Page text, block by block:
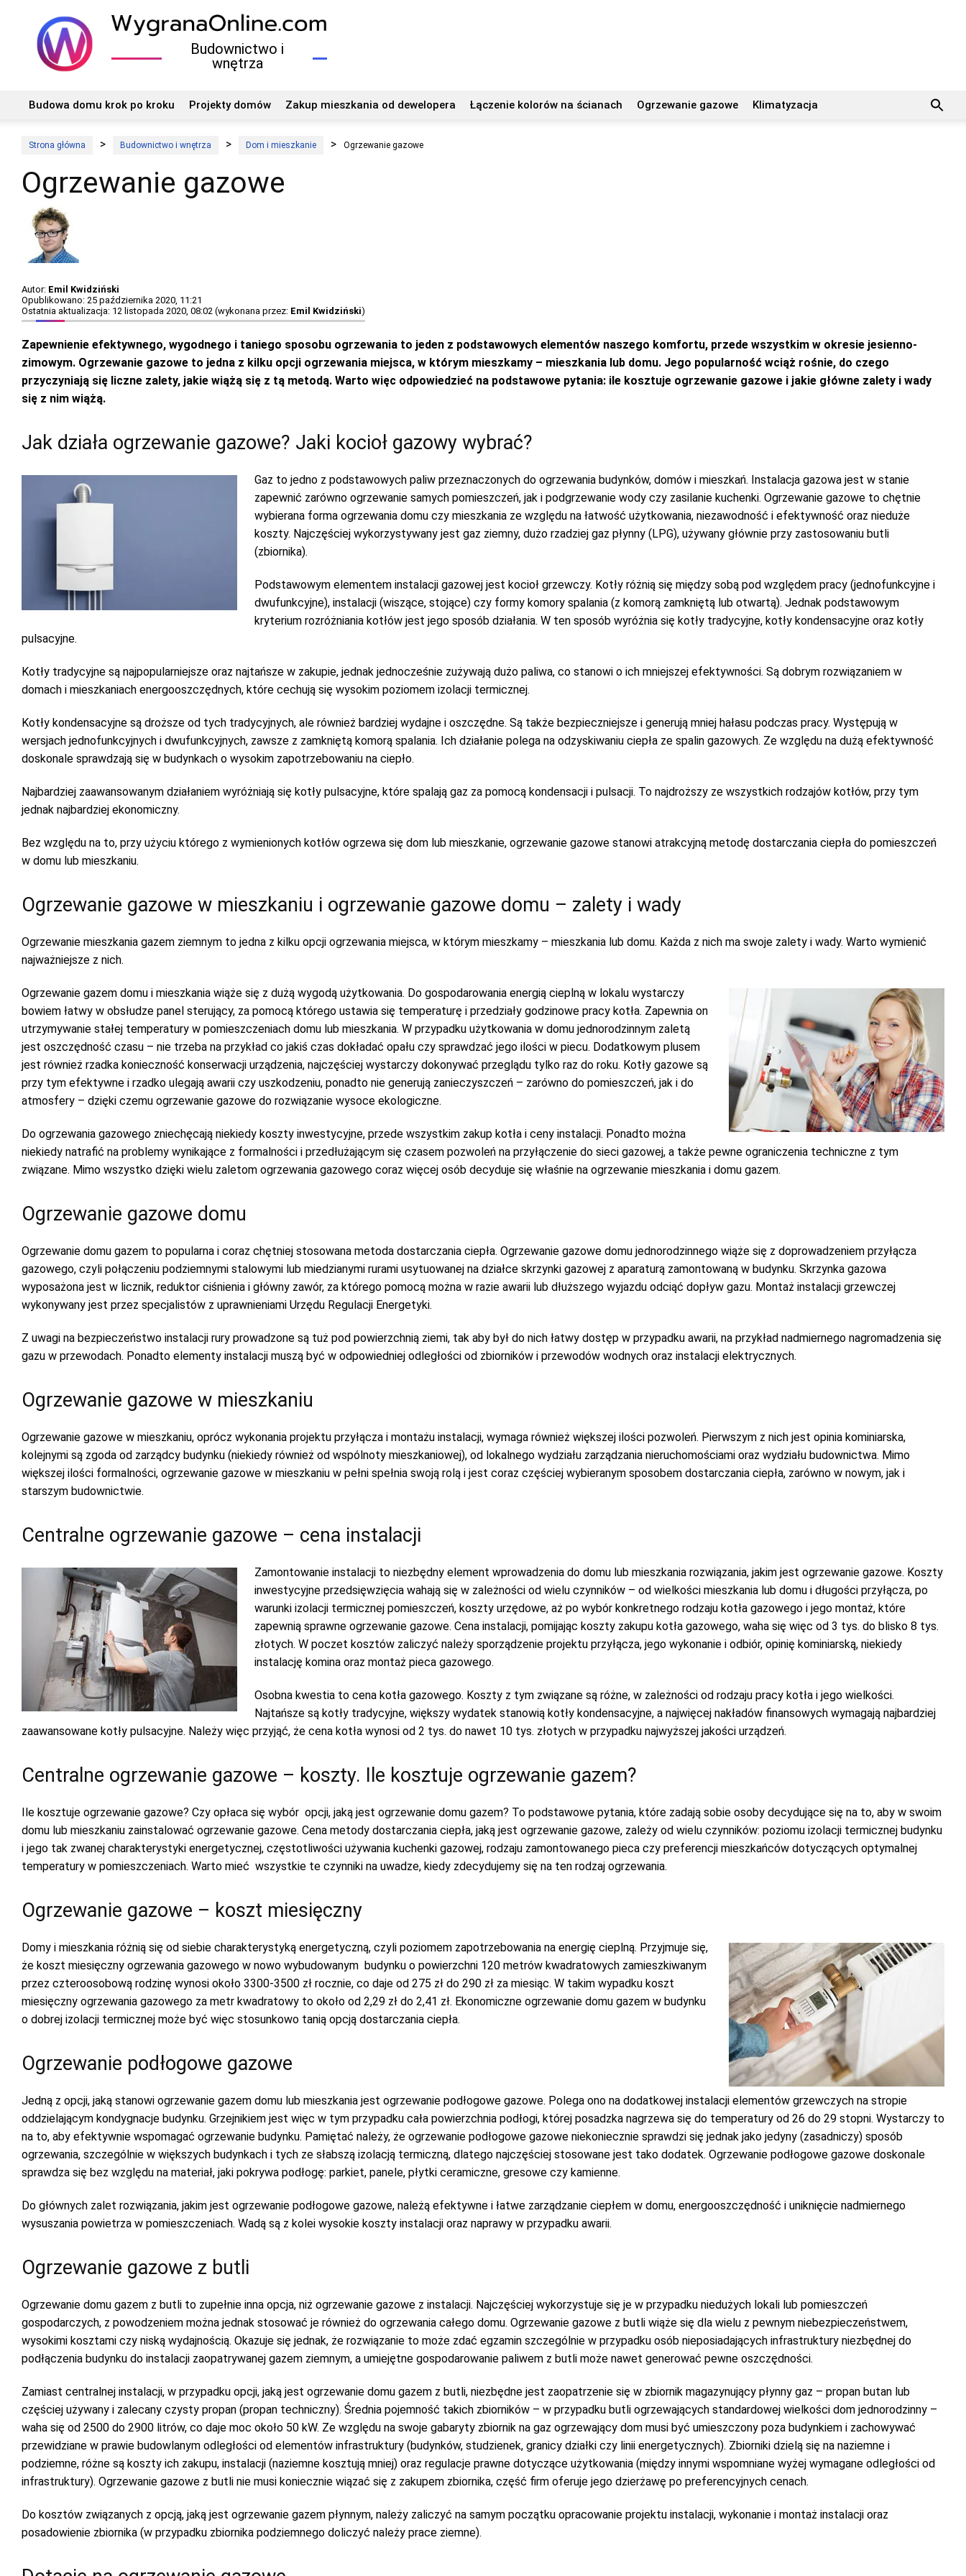
Budownictwo i
wnętrza
Budowa domu krok po kroku Projekty domów Zakup mieszkania od dewelopera Łączenie kolorów na ścianach Ogrzewanie gazowe Klimatyzacja
Strona główna Budownictwo i wnętrza Dom i mieszkanie Ogrzewanie gazowe
Ogrzewanie gazowe
Autor: Emil Kwidziński
Opublikowano: 25 października 2020, 11:21
Ostatnia aktualizacja: 12 listopada 2020, 08:02 (wykonana przez: Emil Kwidziński)
Zapewnienie efektywnego, wygodnego i taniego sposobu ogrzewania to jeden z podstawowych elementów naszego komfortu, przede wszystkim w okresie jesienno-
zimowym. Ogrzewanie gazowe to jedna z kilku opcji ogrzewania miejsca, w którym mieszkamy – mieszkania lub domu. Jego popularność wciąż rośnie, do czego
przyczyniają się liczne zalety, jakie wiążą się z tą metodą. Warto więc odpowiedzieć na podstawowe pytania: ile kosztuje ogrzewanie gazowe i jakie główne zalety i wady
się z nim wiążą.
Jak działa ogrzewanie gazowe? Jaki kocioł gazowy wybrać?
Gaz to jedno z podstawowych paliw przeznaczonych do ogrzewania budynków, domów i mieszkań. Instalacja gazowa jest w stanie
zapewnić zarówno ogrzewanie samych pomieszczeń, jak i podgrzewanie wody czy zasilanie kuchenki. Ogrzewanie gazowe to chętnie
wybierana forma ogrzewania domu czy mieszkania ze względu na łatwość użytkowania, niezawodność i efektywność oraz nieduże
koszty. Najczęściej wykorzystywany jest gaz ziemny, dużo rzadziej gaz płynny (LPG), używany głównie przy zastosowaniu butli
(zbiornika).
Podstawowym elementem instalacji gazowej jest kocioł grzewczy. Kotły różnią się między sobą pod względem pracy (jednofunkcyjne i
dwufunkcyjne), instalacji (wiszące, stojące) czy formy komory spalania (z komorą zamkniętą lub otwartą). Jednak podstawowym
kryterium rozróżniania kotłów jest jego sposób działania. W ten sposób wyróżnia się kotły tradycyjne, kotły kondensacyjne oraz kotły
pulsacyjne.
Kotły tradycyjne są najpopularniejsze oraz najtańsze w zakupie, jednak jednocześnie zużywają dużo paliwa, co stanowi o ich mniejszej efektywności. Są dobrym rozwiązaniem w
domach i mieszkaniach energooszczędnych, które cechują się wysokim poziomem izolacji termicznej.
Kotły kondensacyjne są droższe od tych tradycyjnych, ale również bardziej wydajne i oszczędne. Są także bezpieczniejsze i generują mniej hałasu podczas pracy. Występują w
wersjach jednofunkcyjnych i dwufunkcyjnych, zawsze z zamkniętą komorą spalania. Ich działanie polega na odzyskiwaniu ciepła ze spalin gazowych. Ze względu na dużą efektywność
doskonale sprawdzają się w budynkach o wysokim zapotrzebowaniu na ciepło.
Najbardziej zaawansowanym działaniem wyróżniają się kotły pulsacyjne, które spalają gaz za pomocą kondensacji i pulsacji. To najdroższy ze wszystkich rodzajów kotłów, przy tym
jednak najbardziej ekonomiczny.
Bez względu na to, przy użyciu którego z wymienionych kotłów ogrzewa się dom lub mieszkanie, ogrzewanie gazowe stanowi atrakcyjną metodę dostarczania ciepła do pomieszczeń
w domu lub mieszkaniu.
Ogrzewanie gazowe w mieszkaniu i ogrzewanie gazowe domu – zalety i wady
Ogrzewanie mieszkania gazem ziemnym to jedna z kilku opcji ogrzewania miejsca, w którym mieszkamy – mieszkania lub domu. Każda z nich ma swoje zalety i wady. Warto wymienić
najważniejsze z nich.
Ogrzewanie gazem domu i mieszkania wiąże się z dużą wygodą użytkowania. Do gospodarowania energią cieplną w lokalu wystarczy
bowiem łatwy w obsłudze panel sterujący, za pomocą którego ustawia się temperaturę i przedziały godzinowe pracy kotła. Zapewnia on
utrzymywanie stałej temperatury w pomieszczeniach domu lub mieszkania. W przypadku użytkowania w domu jednorodzinnym zaletą
jest oszczędność czasu – nie trzeba na przykład co jakiś czas dokładać opału czy sprawdzać jego ilości w piecu. Dodatkowym plusem
jest również rzadka konieczność konserwacji urządzenia, najczęściej wystarczy dokonywać przeglądu tylko raz do roku. Kotły gazowe są
przy tym efektywne i rzadko ulegają awarii czy uszkodzeniu, ponadto nie generują zanieczyszczeń – zarówno do pomieszczeń, jak i do
atmosfery – dzięki czemu ogrzewanie gazowe do rozwiązanie wysoce ekologiczne.
Do ogrzewania gazowego zniechęcają niekiedy koszty inwestycyjne, przede wszystkim zakup kotła i ceny instalacji. Ponadto można
niekiedy natrafić na problemy wynikające z formalności i przedłużającym się czasem pozwoleń na przyłączenie do sieci gazowej, a także pewne ograniczenia techniczne z tym
związane. Mimo wszystko dzięki wielu zaletom ogrzewania gazowego coraz więcej osób decyduje się właśnie na ogrzewanie mieszkania i domu gazem.
Ogrzewanie gazowe domu
Ogrzewanie domu gazem to popularna i coraz chętniej stosowana metoda dostarczania ciepła. Ogrzewanie gazowe domu jednorodzinnego wiąże się z doprowadzeniem przyłącza
gazowego, czyli połączeniu podziemnymi stalowymi lub miedzianymi rurami usytuowanej na działce skrzynki gazowej z aparaturą zamontowaną w budynku. Skrzynka gazowa
wyposażona jest w licznik, reduktor ciśnienia i główny zawór, za którego pomocą można w razie awarii lub dłuższego wyjazdu odciąć dopływ gazu. Montaż instalacji grzewczej
wykonywany jest przez specjalistów z uprawnieniami Urzędu Regulacji Energetyki.
Z uwagi na bezpieczeństwo instalacji rury prowadzone są tuż pod powierzchnią ziemi, tak aby był do nich łatwy dostęp w przypadku awarii, na przykład nadmiernego nagromadzenia się
gazu w przewodach. Ponadto elementy instalacji muszą być w odpowiedniej odległości od zbiorników i przewodów wodnych oraz instalacji elektrycznych.
Ogrzewanie gazowe w mieszkaniu
Ogrzewanie gazowe w mieszkaniu, oprócz wykonania projektu przyłącza i montażu instalacji, wymaga również większej ilości pozwoleń. Pierwszym z nich jest opinia kominiarska,
kolejnymi są zgoda od zarządcy budynku (niekiedy również od wspólnoty mieszkaniowej), od lokalnego wydziału zarządzania nieruchomościami oraz wydziału budownictwa. Mimo
większej ilości formalności, ogrzewanie gazowe w mieszkaniu w pełni spełnia swoją rolą i jest coraz częściej wybieranym sposobem dostarczania ciepła, zarówno w nowym, jak i
starszym budownictwie.
Centralne ogrzewanie gazowe – cena instalacji
Zamontowanie instalacji to niezbędny element wprowadzenia do domu lub mieszkania rozwiązania, jakim jest ogrzewanie gazowe. Koszty
inwestycyjne przedsięwzięcia wahają się w zależności od wielu czynników – od wielkości mieszkania lub domu i długości przyłącza, po
warunki izolacji termicznej pomieszczeń, koszty urzędowe, aż po wybór konkretnego rodzaju kotła gazowego i jego montaż, które
zapewnią sprawne ogrzewanie gazowe. Cena instalacji, pomijając koszty zakupu kotła gazowego, waha się więc od 3 tys. do blisko 8 tys.
złotych. W poczet kosztów zaliczyć należy sporządzenie projektu przyłącza, jego wykonanie i odbiór, opinię kominiarską, niekiedy
instalację komina oraz montaż pieca gazowego.
Osobna kwestia to cena kotła gazowego. Koszty z tym związane są różne, w zależności od rodzaju pracy kotła i jego wielkości.
Najtańsze są kotły tradycyjne, większy wydatek stanowią kotły kondensacyjne, a najwięcej nakładów finansowych wymagają najbardziej
zaawansowane kotły pulsacyjne. Należy więc przyjąć, że cena kotła wynosi od 2 tys. do nawet 10 tys. złotych w przypadku najwyższej jakości urządzeń.
Centralne ogrzewanie gazowe – koszty. Ile kosztuje ogrzewanie gazem?
Ile kosztuje ogrzewanie gazowe? Czy opłaca się wybór opcji, jaką jest ogrzewanie domu gazem? To podstawowe pytania, które zadają sobie osoby decydujące się na to, aby w swoim
domu lub mieszkaniu zainstalować ogrzewanie gazowe. Cena metody dostarczania ciepła, jaką jest ogrzewanie gazowe, zależy od wielu czynników: poziomu izolacji termicznej budynku
i jego tak zwanej charakterystyki energetycznej, częstotliwości używania kuchenki gazowej, rodzaju zamontowanego pieca czy preferencji mieszkańców dotyczących optymalnej
temperatury w pomieszczeniach. Warto mieć wszystkie te czynniki na uwadze, kiedy zdecydujemy się na ten rodzaj ogrzewania.
Ogrzewanie gazowe – koszt miesięczny
Domy i mieszkania różnią się od siebie charakterystyką energetyczną, czyli poziomem zapotrzebowania na energię cieplną. Przyjmuje się,
że koszt miesięczny ogrzewania gazowego w nowo wybudowanym budynku o powierzchni 120 metrów kwadratowych zamieszkiwanym
przez czteroosobową rodzinę wynosi około 3300-3500 zł rocznie, co daje od 275 zł do 290 zł za miesiąc. W takim wypadku koszt
miesięczny ogrzewania gazowego za metr kwadratowy to około od 2,29 zł do 2,41 zł. Ekonomiczne ogrzewanie domu gazem w budynku
o dobrej izolacji termicznej może być więc stosunkowo tanią opcją dostarczania ciepła.
Ogrzewanie podłogowe gazowe
Jedną z opcji, jaką stanowi ogrzewanie gazem domu lub mieszkania jest ogrzewanie podłogowe gazowe. Polega ono na dodatkowej instalacji elementów grzewczych na stropie
oddzielającym kondygnacje budynku. Grzejnikiem jest więc w tym przypadku cała powierzchnia podłogi, której posadzka nagrzewa się do temperatury od 26 do 29 stopni. Wystarczy to
na to, aby efektywnie wspomagać ogrzewanie budynku. Pamiętać należy, że ogrzewanie podłogowe gazowe niekoniecznie sprawdzi się jednak jako jedyny (zasadniczy) sposób
ogrzewania, szczególnie w większych budynkach i tych ze słabszą izolacją termiczną, dlatego najczęściej stosowane jest tako dodatek. Ogrzewanie podłogowe gazowe doskonale
sprawdza się bez względu na materiał, jaki pokrywa podłogę: parkiet, panele, płytki ceramiczne, gresowe czy kamienne.
Do głównych zalet rozwiązania, jakim jest ogrzewanie podłogowe gazowe, należą efektywne i łatwe zarządzanie ciepłem w domu, energooszczędność i uniknięcie nadmiernego
wysuszania powietrza w pomieszczeniach. Wadą są z kolei wysokie koszty instalacji oraz naprawy w przypadku awarii.
Ogrzewanie gazowe z butli
Ogrzewanie domu gazem z butli to zupełnie inna opcja, niż ogrzewanie gazowe z instalacji. Najczęściej wykorzystuje się je w przypadku niedużych lokali lub pomieszczeń
gospodarczych, z powodzeniem można jednak stosować je również do ogrzewania całego domu. Ogrzewanie gazowe z butli wiąże się dla wielu z pewnym niebezpieczeństwem,
wysokimi kosztami czy niską wydajnością. Okazuje się jednak, że rozwiązanie to może zdać egzamin szczególnie w przypadku osób nieposiadających infrastruktury niezbędnej do
podłączenia budynku do instalacji zaopatrywanej gazem ziemnym, a umiejętne gospodarowanie paliwem z butli może nawet generować pewne oszczędności.
Zamiast centralnej instalacji, w przypadku opcji, jaką jest ogrzewanie domu gazem z butli, niezbędne jest zaopatrzenie się w zbiornik magazynujący płynny gaz – propan butan lub
częściej używany i zalecany czysty propan (propan techniczny). Średnia pojemność takich zbiorników – w przypadku butli ogrzewających standardowej wielkości dom jednorodzinny –
waha się od 2500 do 2900 litrów, co daje moc około 50 kW. Ze względu na swoje gabaryty zbiornik na gaz ogrzewający dom musi być umieszczony poza budynkiem i zachowywać
przewidziane w prawie budowlanym odległości od elementów infrastruktury (budynków, studzienek, granicy działki czy linii energetycznych). Zbiorniki dzielą się na naziemne i
podziemne, różne są koszty ich zakupu, instalacji (naziemne kosztują mniej) oraz regulacje prawne dotyczące użytkowania (między innymi wspomniane wyżej wymagane odległości od
infrastruktury). Ogrzewanie gazowe z butli nie musi koniecznie wiązać się z zakupem zbiornika, część firm oferuje jego dzierżawę po preferencyjnych cenach.
Do kosztów związanych z opcją, jaką jest ogrzewanie gazem płynnym, należy zaliczyć na samym początku opracowanie projektu instalacji, wykonanie i montaż instalacji oraz
posadowienie zbiornika (w przypadku zbiornika podziemnego doliczyć należy prace ziemne).